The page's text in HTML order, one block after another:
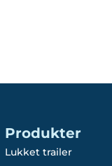
Produkter
Lukket trailer